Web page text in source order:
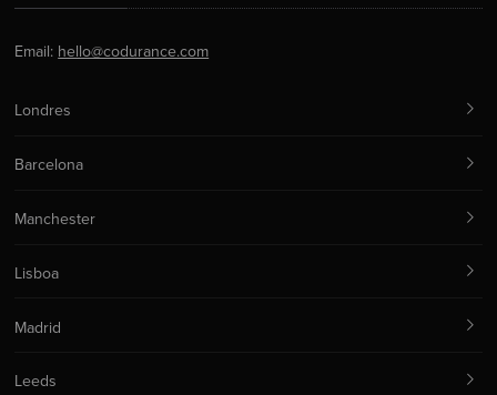
Email: hello@codurance.com
Londres
Barcelona
Manchester
Lisboa
Madrid
Leeds